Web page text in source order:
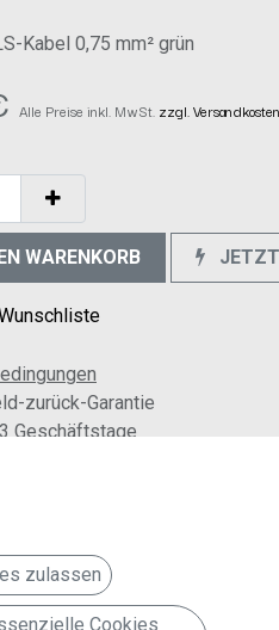
Kabel 0,75 mm² grün
Alle Preise inkl. MwSt. zzgl. Versandkosten
WARENKORB
zurück-Garantie
Geschäftstage
zulassen
Cookies